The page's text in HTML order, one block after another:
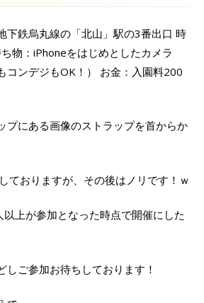
下鉄烏丸線の「北山」駅の3番出口 時
物：iPhoneをはじめとしたカメラ
コンデジもOK！） お金：入園料200
プにある画像のストラップを首からか
ておりますが、その後はノリです！ｗ
上が参加となった時点で開催にした
しご参加お待ちしております！